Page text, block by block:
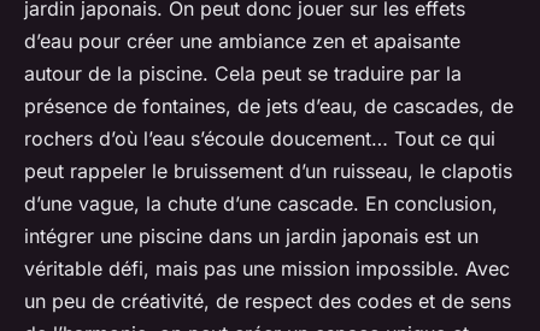
jardin japonais. On peut donc jouer sur les effets
d’eau pour créer une ambiance zen et apaisante
autour de la piscine. Cela peut se traduire par la
présence de fontaines, de jets d’eau, de cascades, de
rochers d’où l’eau s’écoule doucement… Tout ce qui
peut rappeler le bruissement d’un ruisseau, le clapotis
d’une vague, la chute d’une cascade. En conclusion,
intégrer une piscine dans un jardin japonais est un
véritable défi, mais pas une mission impossible. Avec
un peu de créativité, de respect des codes et de sens